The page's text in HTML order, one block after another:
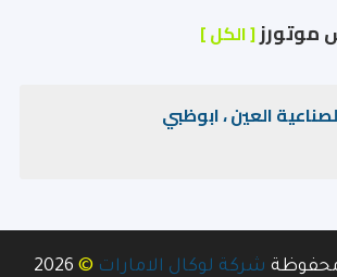
موتورز[ الكل ]
العين ، ابوظبي
شركة لوكال الامارات ©